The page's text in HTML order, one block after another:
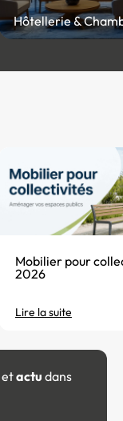
Hôtellerie &
Mobilier pour
2026
Lire la suite
etactu dans